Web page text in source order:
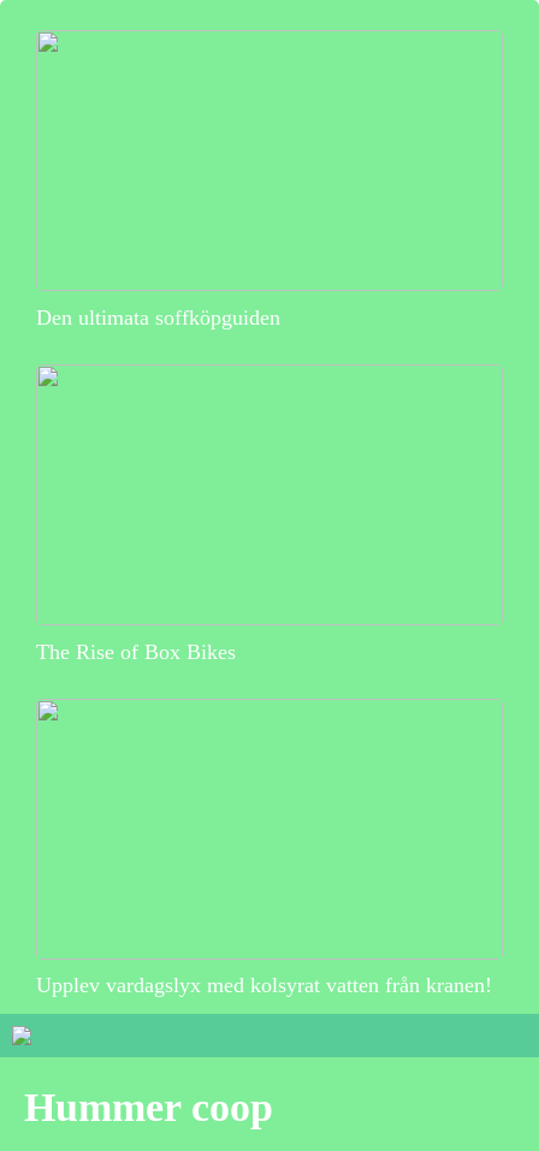
Den ultimata soffköpguiden
The Rise of Box Bikes
Upplev vardagslyx med kolsyrat vatten från kranen!
Hummer coop